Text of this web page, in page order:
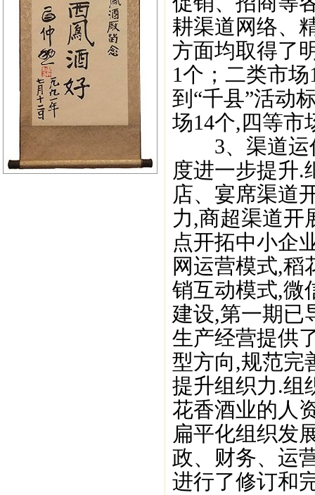
耕渠道网络、
方面均取得了
1个；二类市
到“千县”活动
场14个,四等市
3、渠道运
度进一步提升.
店、宴席渠道
力,商超渠道开
点开拓中小企
网运营模式,稻
销互动模式,微
建设,第一期已
生产经营提供
型方向,规范完
提升组织力.组
花香酒业的人
扁平化组织发
政、财务、运
进行了修订和